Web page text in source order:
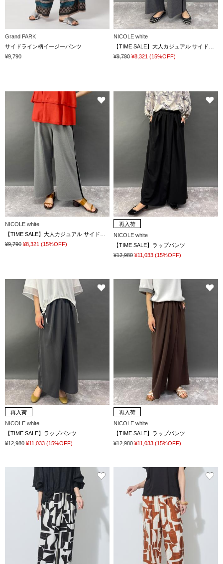
Grand PARK
サイドライン柄イージーパンツ
¥9,790
NICOLE white
¥9,790 ¥8,321 (15%OFF)
NICOLE white
【TIME SALE】大人カジュアル サイドラインパンツ
¥9,790 ¥8,321 (15%OFF)
再入荷
NICOLE white
【TIME SALE】ラップパンツ
¥12,980 ¥11,033 (15%OFF)
再入荷
NICOLE white
【TIME SALE】ラップパンツ
¥12,980 ¥11,033 (15%OFF)
再入荷
NICOLE white
【TIME SALE】ラップパンツ
¥12,980 ¥11,033 (15%OFF)